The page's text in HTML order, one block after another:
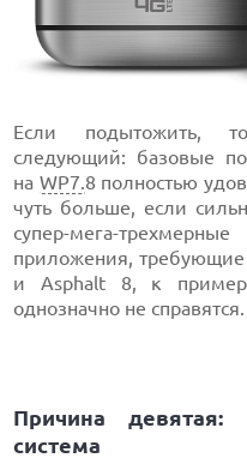
Если подытожить,
следующий: базовые
на WP7.8 полностью
чуть больше, если
супер-мега-
приложения, требующие
и Asphalt 8, к
однозначно не справятся.
Причина девятая:
система